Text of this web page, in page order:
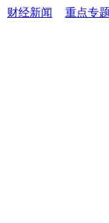
财经新闻
重点专